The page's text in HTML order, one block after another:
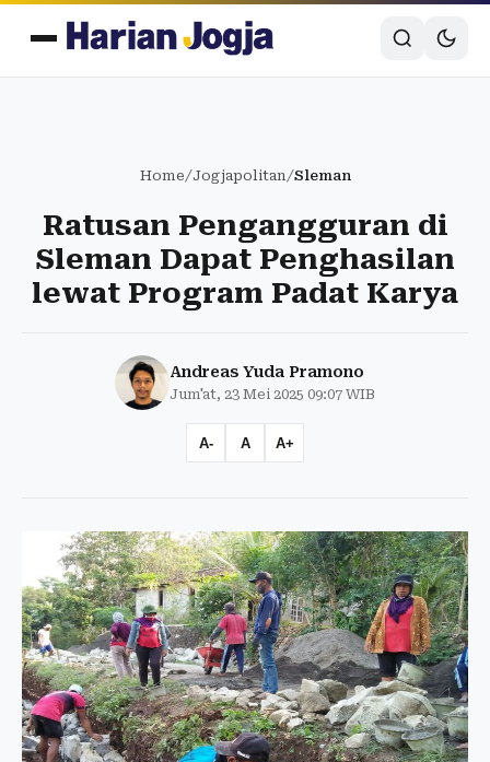
Home/Jogjapolitan/Sleman
Ratusan Pengangguran di
Sleman Dapat Penghasilan
lewat Program Padat Karya
Andreas Yuda Pramono
Jum'at, 23 Mei 2025 09:07 WIB
A- A A+